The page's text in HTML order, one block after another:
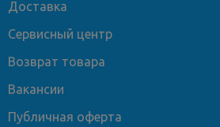
Доставка
Сервисный центр
Возврат товара
Вакансии
Публичная оферта